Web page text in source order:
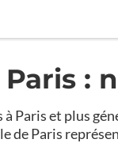
:
à Paris et plus
de Paris